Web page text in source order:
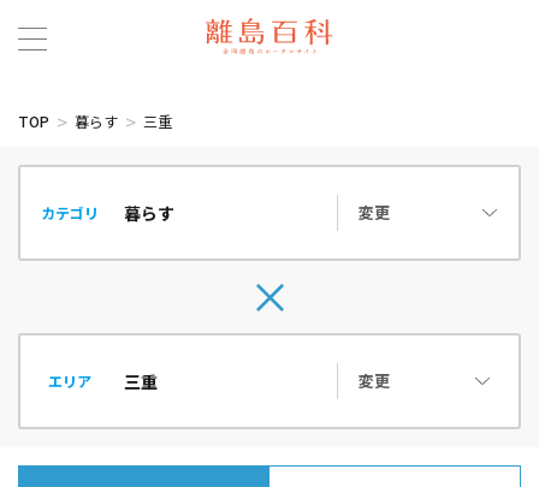
TOP 暮らす 三重
カテゴリ 変更
エリア 変更